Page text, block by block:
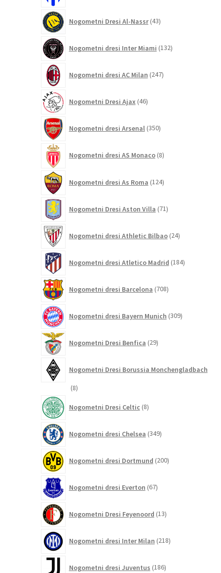
Nogometni Dresi Al-Nassr 43izdelkov
Nogometni dresi Inter Miami 132izdelkov
Nogometni dresi AC Milan 247izdelkov
Nogometni Dresi Ajax 46izdelkov
Nogometni dresi Arsenal 350izdelkov
Nogometni dresi AS Monaco 8izdelkov
Nogometni dresi As Roma 124izdelkov
Nogometni Dresi Aston Villa 71izdelkov
Nogometni dresi Athletic Bilbao 24izdelkov
Nogometni dresi Atletico Madrid 184izdelkov
Nogometni dresi Barcelona 708izdelkov
Nogometni dresi Bayern Munich 309izdelkov
Nogometni Dresi Benfica 29izdelkov
Nogometni Dresi Borussia Monchengladbach
88
Nogometni Dresi Celtic 8izdelkov
Nogometni dresi Chelsea 349izdelkov
Nogometni dresi Dortmund 200izdelkov
Nogometni dresi Everton 67izdelkov
Nogometni Dresi Feyenoord 13izdelkov
Nogometni dresi Inter Milan 218izdelkov
Nogometni dresi Juventus 186